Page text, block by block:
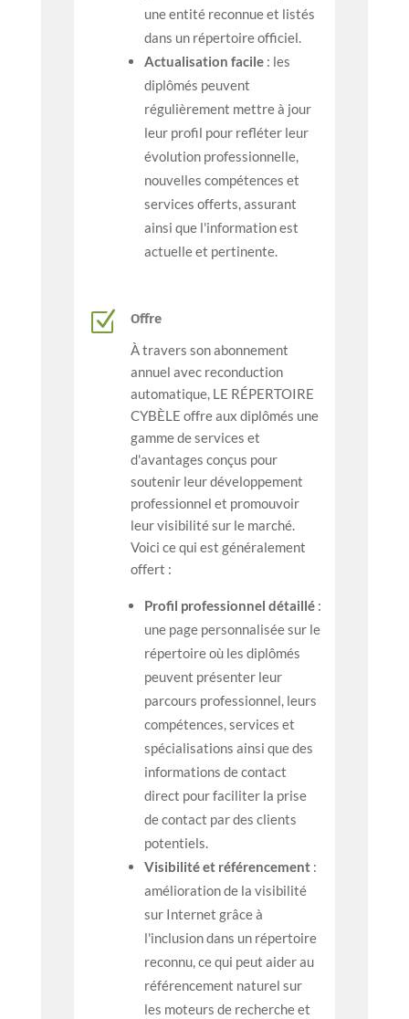
une entité reconnue et listés
dans un répertoire officiel.
Actualisation facile: les
diplômés peuvent
régulièrement mettre à jour
leur profil pour refléter leur
évolution professionnelle,
nouvelles compétences et
services offerts, assurant
ainsi que l'information est
actuelle et pertinente.
Z
Offre
À travers son abonnement
annuel avec reconduction
automatique, LE RÉPERTOIRE
CYBÈLE offre aux diplômés une
gamme de services et
d'avantages conçus pour
soutenir leur développement
professionnel et promouvoir
leur visibilité sur le marché.
Voici ce qui est généralement
offert :
Profil professionnel détaillé:
une page personnalisée sur le
répertoire où les diplômés
peuvent présenter leur
parcours professionnel, leurs
compétences, services et
spécialisations ainsi que des
informations de contact
direct pour faciliter la prise
de contact par des clients
potentiels.
Visibilité et référencement:
amélioration de la visibilité
sur Internet grâce à
l'inclusion dans un répertoire
reconnu, ce qui peut aider au
référencement naturel sur
les moteurs de recherche et